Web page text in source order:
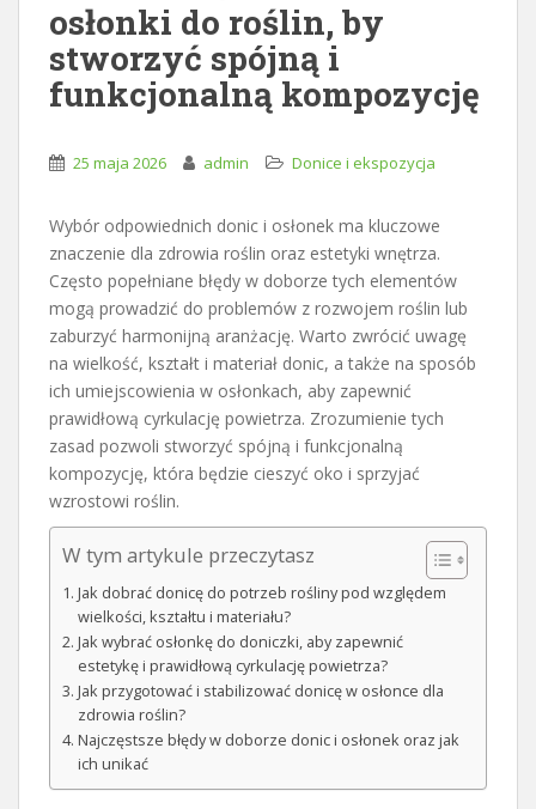
osłonki do roślin, by
stworzyć spójną i
funkcjonalną kompozycję
25 maja 2026 admin Donice i ekspozycja
Wybór odpowiednich donic i osłonek ma kluczowe
znaczenie dla zdrowia roślin oraz estetyki wnętrza.
Często popełniane błędy w doborze tych elementów
mogą prowadzić do problemów z rozwojem roślin lub
zaburzyć harmonijną aranżację. Warto zwrócić uwagę
na wielkość, kształt i materiał donic, a także na sposób
ich umiejscowienia w osłonkach, aby zapewnić
prawidłową cyrkulację powietrza. Zrozumienie tych
zasad pozwoli stworzyć spójną i funkcjonalną
kompozycję, która będzie cieszyć oko i sprzyjać
wzrostowi roślin.
W tym artykule przeczytasz
Jak dobrać donicę do potrzeb rośliny pod względem
wielkości, kształtu i materiału?
Jak wybrać osłonkę do doniczki, aby zapewnić
estetykę i prawidłową cyrkulację powietrza?
Jak przygotować i stabilizować donicę w osłonce dla
zdrowia roślin?
Najczęstsze błędy w doborze donic i osłonek oraz jak
ich unikać